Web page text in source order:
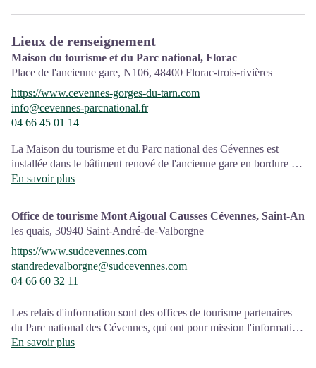
Lieux de renseignement
Maison du tourisme et du Parc national, Florac
Place de l'ancienne gare, N106, 48400 Florac-trois-rivières
https://www.cevennes-gorges-du-tarn.com
info@cevennes-parcnational.fr
04 66 45 01 14
La Maison du tourisme et du Parc national des Cévennes est
installée dans le bâtiment renové de l'ancienne gare en bordure de
la N106. C'est un espace , d’accueil, d'information et de
de l'office de tourisme et du Parc.
Une expo interactive présente le Parc national des Cévennes et
ses actions.
Sur place : Une boutique, librairie découverte et produits siglés
Ouvert toute l'année (se renseigner sur les jours et horaires en
saison hivernale).
En savoir plus
Office de tourisme Mont Aigoual Causses Cévennes, Saint-
les quais, 30940 Saint-André-de-Valborgne
https://www.sudcevennes.com
standredevalborgne@sudcevennes.com
04 66 60 32 11
Les relais d'information sont des offices de tourisme partenaires
du Parc national des Cévennes, qui ont pour mission l'information
et la sensibilisation sur l'offre de découverte et d'animation ainsi
En savoir plus